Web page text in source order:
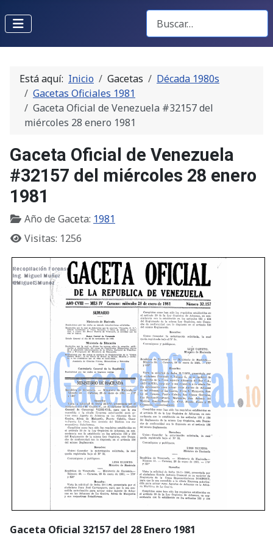
Buscar Gacetas
Está aquí: Inicio Gacetas
Década 1980s
Gacetas Oficiales 1981
Gaceta Oficial de Venezuela #32157 del
miércoles 28 enero 1981
Gaceta Oficial de Venezuela
#32157 del miércoles 28 enero
1981
Año de Gaceta: 1981
Visitas: 1256
Gaceta Oficial 32157 del 28 Enero 1981